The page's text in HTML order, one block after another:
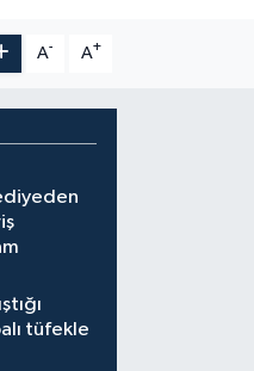
A- A+
tüfekle